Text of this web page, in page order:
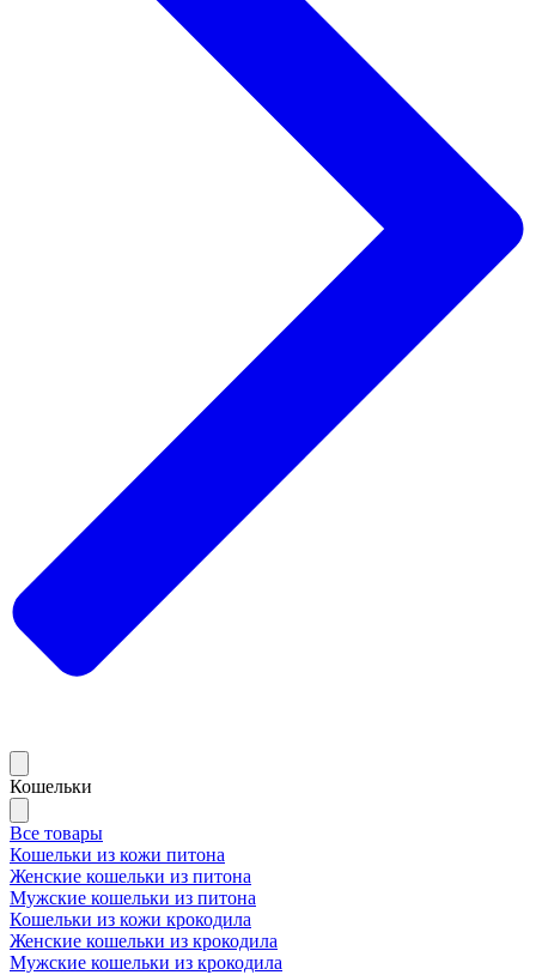
Кошельки
Все товары
Кошельки из кожи питона
Женские кошельки из питона
Мужские кошельки из питона
Кошельки из кожи крокодила
Женские кошельки из крокодила
Мужские кошельки из крокодила